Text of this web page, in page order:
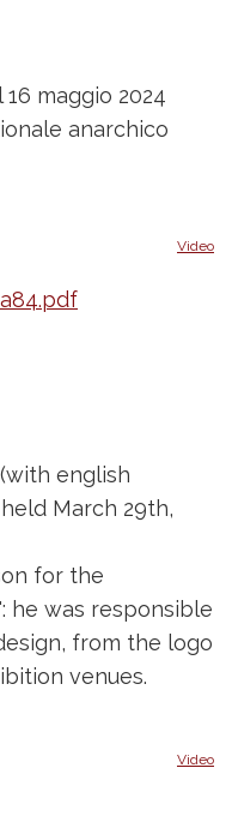
maggio 2024
anarchico
Video
english
March 29th,
for the
he was responsible
from the logo
venues.
Video